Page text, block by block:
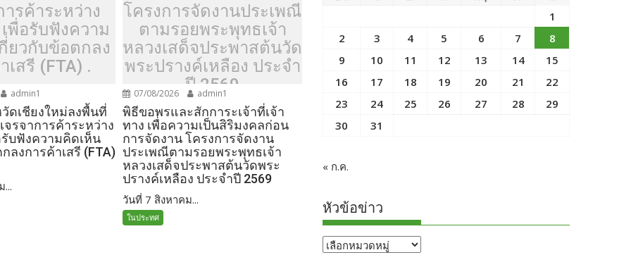
ารค้าระหว่าง
พื่อรับฟังความ
ยวกับข้อตกลง
เสรี (FTA) .
admin1
ดเชียงใหม่ลงพื้นที่
จรจาการค้าระหว่าง
รับฟังความคิดเห็น
ลงการค้าเสรี (FTA)
โครงการจัดงานประเพณี
ตามรอยพระพุทธเจ้า
หลวงเสด็จประพาสต้นวัด
พระปรางค์เหลือง ประจำ
ปี 2569
07/08/2026 admin1
พิธีขอพรและสักการะเจ้าที่เจ้า
ทาง เพื่อความเป็นสิริมงคลก่อน
การจัดงาน โครงการจัดงาน
ประเพณีตามรอยพระพุทธเจ้า
หลวงเสด็จประพาสต้นวัดพระ
ปรางค์เหลือง ประจำปี 2569
วันที่ 7 สิงหาคม...
ในประทศ
1
2
3 4 5 6 7
8
9
10 11 12 13 14
15
16
17 18 19 20 21
22
23
24 25 26 27 28
29
30
31
« ก.ค.
หัวข้อข่าว
หัวข้อ